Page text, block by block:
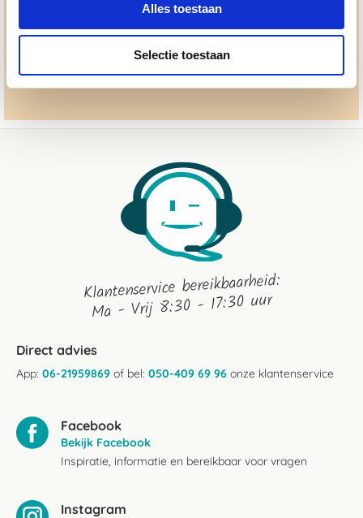
Alles toestaan
Selectie toestaan
advies@paardendrogist.nl
Whatsapp met ons
Klantenservice bereikbaarheid:
Ma - Vrij 8:30 - 17:30 uur
Direct advies
App: 06-21959869 of bel: 050-409 69 96 onze klantenservice
Facebook
Bekijk Facebook
Inspiratie, informatie en bereikbaar voor vragen
Instagram